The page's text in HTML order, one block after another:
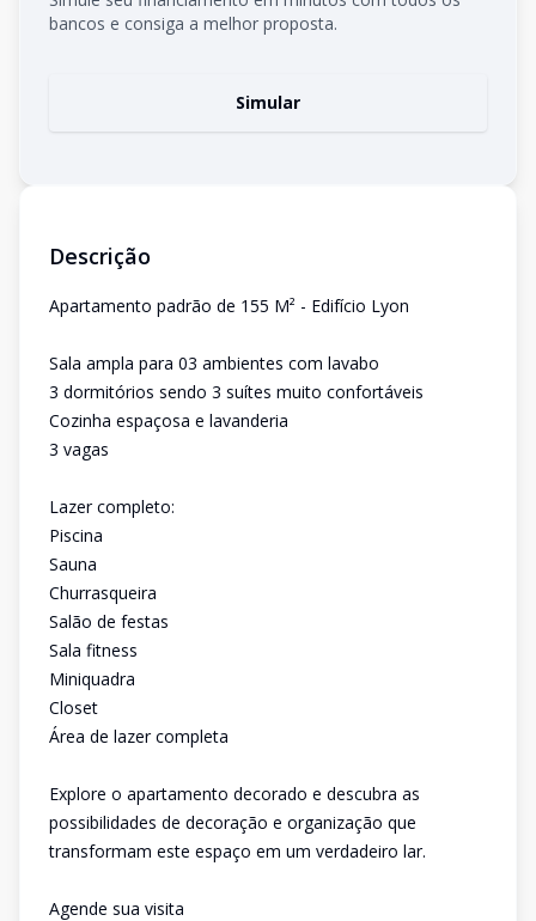
bancos e consiga a melhor proposta.
Simular
Descrição
Apartamento padrão de 155 M² - Edifício Lyon
Sala ampla para 03 ambientes com lavabo
3 dormitórios sendo 3 suítes muito confortáveis
Cozinha espaçosa e lavanderia
3 vagas
Lazer completo:
Piscina
Sauna
Churrasqueira
Salão de festas
Sala fitness
Miniquadra
Closet
Área de lazer completa
Explore o apartamento decorado e descubra as
possibilidades de decoração e organização que
transformam este espaço em um verdadeiro lar.
Agende sua visita